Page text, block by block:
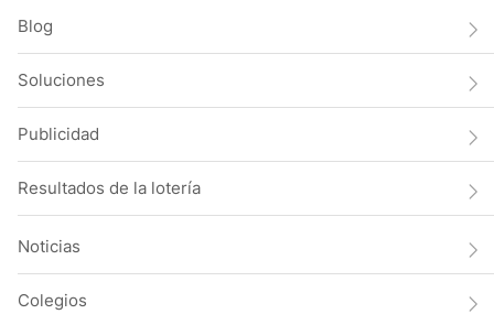
Blog
Soluciones
Publicidad
Resultados de la lotería
Noticias
Colegios